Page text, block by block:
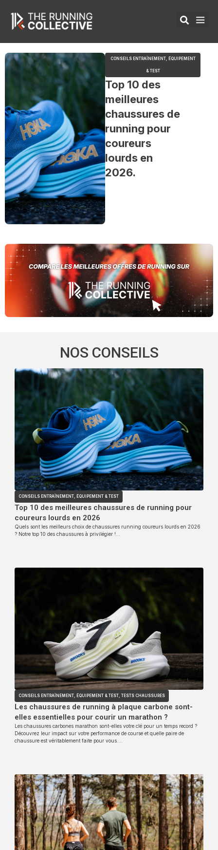
contenu
CONSEILS ENTRAÎNEMENT, ÉQUIPEMENT
& TEST
Top 10 des
meilleures
chaussures de
running pour
coureurs
lourds en
2026.
NOS CONSEILS
CONSEILS ENTRAÎNEMENT ÉQUIPEMENT & TEST
Top 10 des meilleures chaussures de running pour
coureurs lourds en 2026
Quels sont les meilleurs choix de chaussures running coureurs lourds en 2026
? Notre top 10 des chaussures à privilégier !…
CONSEILS ENTRAÎNEMENT ÉQUIPEMENT & TEST TESTS CHAUSSURES
Les chaussures de running à plaque carbone sont-
elles essentielles pour courir un marathon ?
Les chaussures carbones marathon sont-elles votre clé pour un temps record ?
Découvrez leur impact sur votre performance de course et quelle paire de
chaussure est véritablement faite pour vous….